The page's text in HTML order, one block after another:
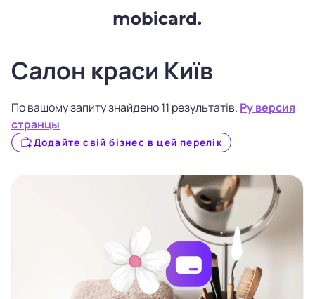
Салон краси Київ
По вашому запиту знайдено 11 результатів. Ру версия
странцы
Додайте свій бізнес в цей перелік